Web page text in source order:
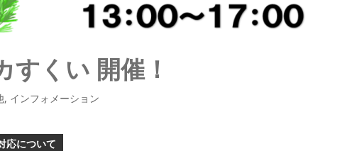
すくい 開催！
, インフォメーション
応について